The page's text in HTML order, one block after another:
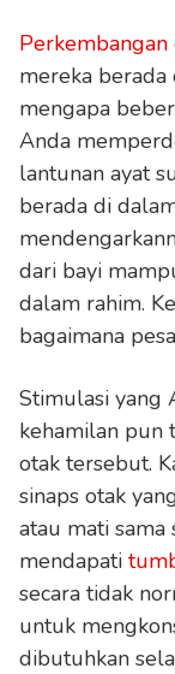
Perkembangan
mereka
mengapa
Anda
lantunan ayat
berada di
dari bayi
dalam rahim.
bagaimana
Stimulasi yang
kehamilan pun
otak tersebut.
sinaps otak
atau mati sama
mendapati
secara tidak
untuk
dibutuhkan